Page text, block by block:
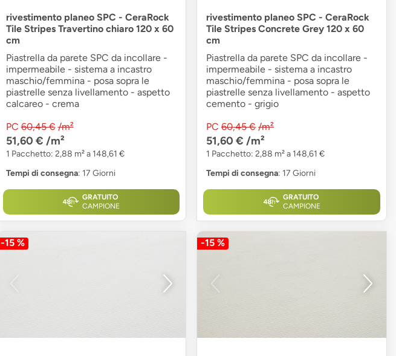
rivestimento planeo SPC - CeraRock
Tile Stripes Travertino chiaro 120 x 60
cm
Piastrella da parete SPC da incollare -
impermeabile - sistema a incastro
maschio/femmina - posa sopra le
piastrelle senza livellamento - aspetto
calcareo - crema
PC 60,45 € /m²
51,60 € /m²
1 Pacchetto: 2,88 m² a 148,61 €
Tempi di consegna: 17 Giorni
GRATUITO
CAMPIONE
rivestimento planeo SPC - CeraRock
Tile Stripes Concrete Grey 120 x 60
cm
Piastrella da parete SPC da incollare -
impermeabile - sistema a incastro
maschio/femmina - posa sopra le
piastrelle senza livellamento - aspetto
cemento - grigio
PC 60,45 € /m²
51,60 € /m²
1 Pacchetto: 2,88 m² a 148,61 €
Tempi di consegna: 17 Giorni
GRATUITO
CAMPIONE
-15 % -15 %